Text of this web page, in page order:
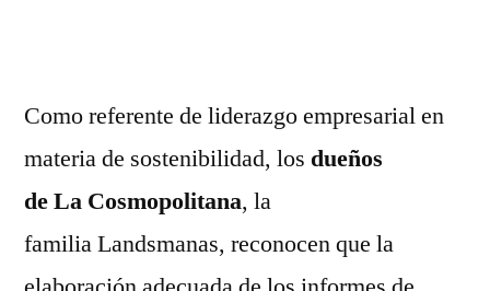
Como referente de liderazgo empresarial en
materia de sostenibilidad, los dueños
de La Cosmopolitana, la
familia Landsmanas, reconocen que la